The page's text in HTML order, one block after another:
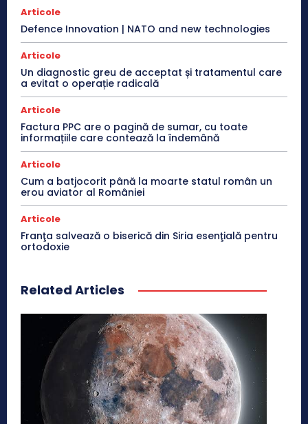
Articole
Defence Innovation | NATO and new technologies
Articole
Un diagnostic greu de acceptat și tratamentul care
a evitat o operație radicală
Articole
Factura PPC are o pagină de sumar, cu toate
informațiile care contează la îndemână
Articole
Cum a batjocorit până la moarte statul român un
erou aviator al României
Articole
Franţa salvează o biserică din Siria esenţială pentru
ortodoxie
Related Articles